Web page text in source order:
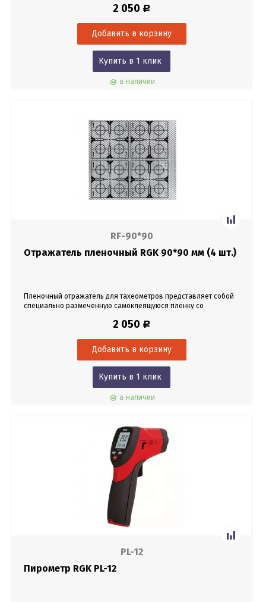
2 050 Р
Купить в 1 клик
в наличии
RF-90*90
Отражатель пленочный RGK 90*90 мм (4 шт.)
Пленочный отражатель для тахеометров представляет собой
специально размеченную самоклеящуюся пленку со
2 050 Р
Купить в 1 клик
в наличии
PL-12
Пирометр RGK PL-12